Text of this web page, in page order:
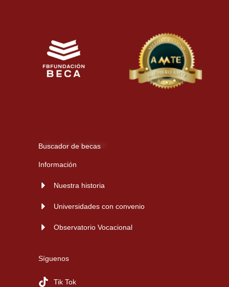
Buscador de becas
Información
Nuestra historia
Universidades con convenio
Observatorio Vocacional
Síguenos
Tik Tok